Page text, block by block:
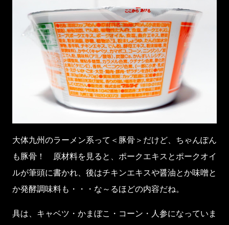
大体九州のラーメン系って＜豚骨＞だけど、ちゃんぽん
も豚骨！ 原材料を見ると、ポークエキスとポークオイ
ルが筆頭に書かれ、後はチキンエキスや醤油とか味噌と
か発酵調味料も・・・な～るほどの内容だね。
具は、キャベツ・かまぼこ・コーン・人参になっていま